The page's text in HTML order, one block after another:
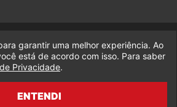
da Marvel, uma empresa da Legado
Enterprises.
fabiolobo
garantir uma melhor experiência. Ao
está de acordo com isso. Para saber
Privacidade.
ENTENDI